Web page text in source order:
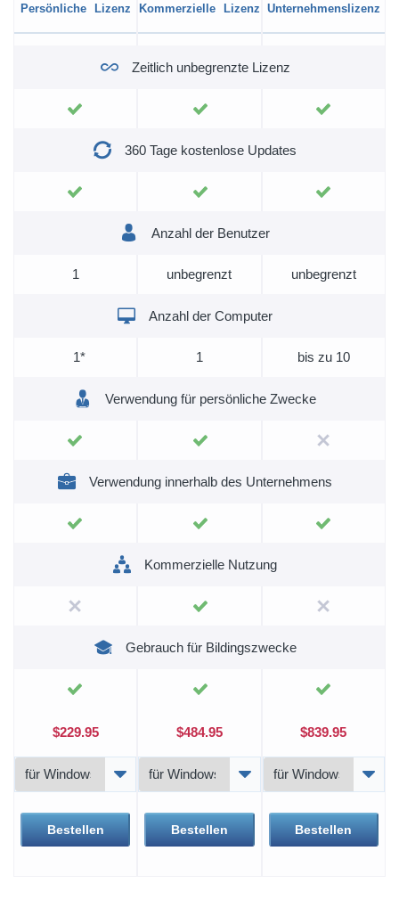
Persönliche Lizenz Kommerzielle Lizenz Unternehmens­lizenz
Zeitlich unbegrenzte Lizenz
360 Tage kostenlose Updates
Anzahl der Benutzer
1 unbegrenzt unbegrenzt
Anzahl der Computer
1* 1 bis zu 10
Verwendung für persönliche Zwecke
Verwendung innerhalb des Unternehmens
Kommerzielle Nutzung
Gebrauch für Bildingszwecke
$229.95 $484.95 $839.95
Bestellen Bestellen Bestellen